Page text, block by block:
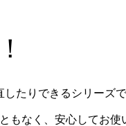
たりできるシリーズで
なく、安心してお使